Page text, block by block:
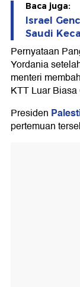
Baca juga:
Israel
Saudi
Pernyataan
Yordania
menteri
KTT Luar
Presiden
pertemuan